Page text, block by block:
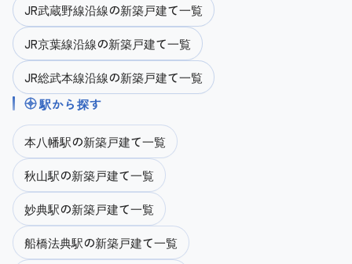
JR武蔵野線沿線の新築戸建て一覧
JR京葉線沿線の新築戸建て一覧
JR総武本線沿線の新築戸建て一覧
駅から探す
本八幡駅の新築戸建て一覧
秋山駅の新築戸建て一覧
妙典駅の新築戸建て一覧
船橋法典駅の新築戸建て一覧